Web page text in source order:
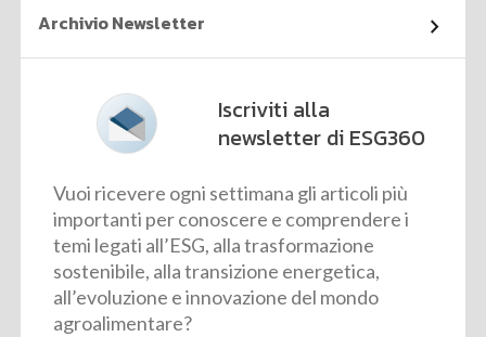
Archivio Newsletter
Iscriviti alla
newsletter di ESG360
Vuoi ricevere ogni settimana gli articoli più
importanti per conoscere e comprendere i
temi legati all’ESG, alla trasformazione
sostenibile, alla transizione energetica,
all’evoluzione e innovazione del mondo
agroalimentare?